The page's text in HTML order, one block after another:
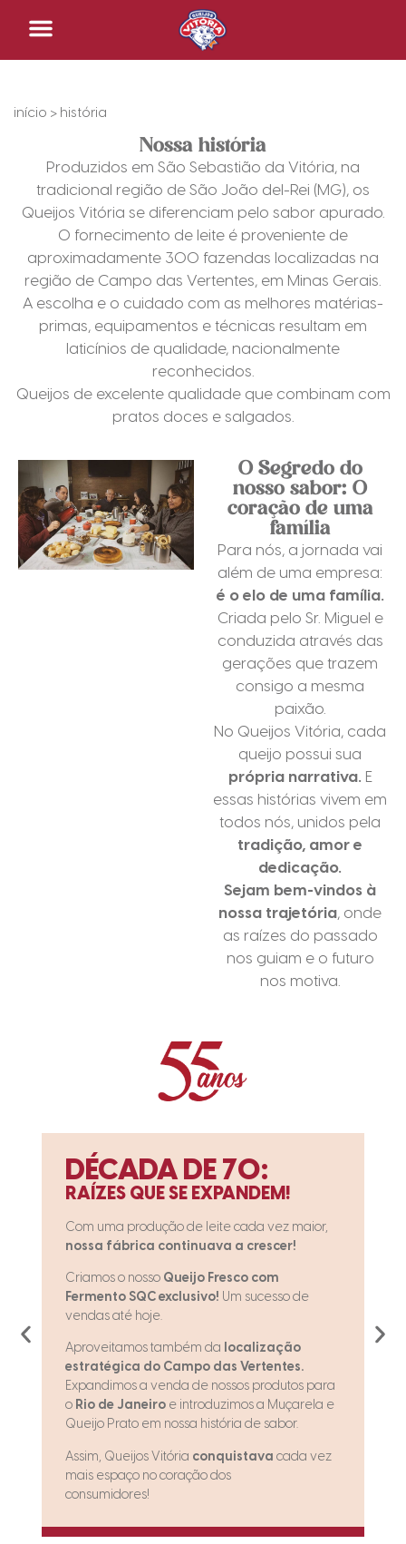
início > história
Nossa história
Produzidos em São Sebastião da Vitória, na
tradicional região de São João del-Rei (MG), os
Queijos Vitória se diferenciam pelo sabor apurado.
O fornecimento de leite é proveniente de
aproximadamente 300 fazendas localizadas na
região de Campo das Vertentes, em Minas Gerais.
A escolha e o cuidado com as melhores matérias-
primas, equipamentos e técnicas resultam em
laticínios de qualidade, nacionalmente
reconhecidos.
Queijos de excelente qualidade que combinam com
pratos doces e salgados.
O Segredo do
nosso sabor: O
coração de uma
família
Para nós, a jornada vai
além de uma empresa:
é o elo de uma família.
Criada pelo Sr. Miguel e
conduzida através das
gerações que trazem
consigo a mesma
paixão.
No Queijos Vitória, cada
queijo possui sua
própria narrativa. E
essas histórias vivem em
todos nós, unidos pela
tradição, amor e
dedicação.
Sejam bem-vindos à
nossa trajetória, onde
as raízes do passado
nos guiam e o futuro
nos motiva.
DÉCADA DE 70:
RAÍZES QUE SE EXPANDEM!
Com uma produção de leite cada vez maior,
nossa fábrica continuava a crescer!
Criamos o nosso Queijo Fresco com
Fermento SQC exclusivo! Um sucesso de
vendas até hoje.
Aproveitamos também da localização
estratégica do Campo das Vertentes.
Expandimos a venda de nossos produtos para
o Rio de Janeiro e introduzimos a Muçarela e
Queijo Prato em nossa história de sabor.
Assim, Queijos Vitória conquistava cada vez
mais espaço no coração dos
consumidores!